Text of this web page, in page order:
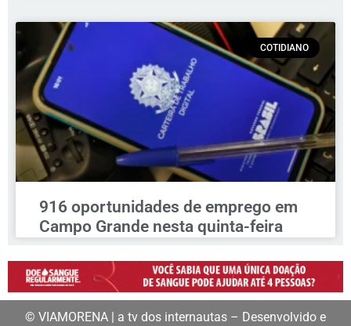
COTIDIANO
916 oportunidades de emprego em
Campo Grande nesta quinta-feira
© VIAMORENA | a tv dos internautas – Desenvolvido e